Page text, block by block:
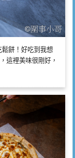
餅！好吃到我想
這裡美味很剛好，